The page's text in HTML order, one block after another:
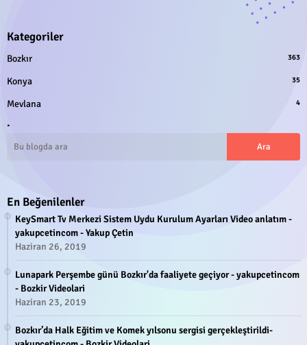
Kategoriler
Bozkır 363
Konya 35
Mevlana 4
.
En Beğenilenler
KeySmart Tv Merkezi Sistem Uydu Kurulum Ayarları Video anlatım -
yakupcetincom - Yakup Çetin
Haziran 26, 2019
Lunapark Perşembe günü Bozkır'da faaliyete geçiyor - yakupcetincom
- Bozkir Videolari
Haziran 23, 2019
Bozkır’da Halk Eğitim ve Komek yılsonu sergisi gerçekleştirildi-